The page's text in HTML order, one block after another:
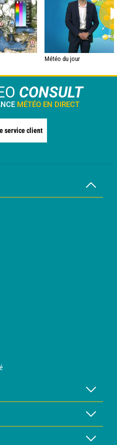
Météo du jour
CONSULT
MÉTÉO EN DIRECT
service client